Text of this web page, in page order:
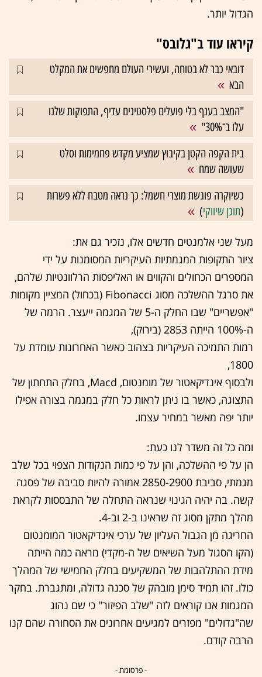
הגדול יותר.
קיראו עוד ב"גלובס"
דובאי כבר לא בטוחה, ועשירי העולם מחפשים את המקלט
הבא
"המצב בענף בלי פועלים פלסטינים עדיף, התפוקות שלנו
עלו ב־30%"
בית הקפה הקטן בקיבוץ שמציע מקדש פחמימות וסלט
שעושה שמח
כשיוקרה פוגשת מוצרי חשמל: כך נראה מטבח ללא פשרות
(תוכן שיווקי)
מעל שני אלמנטים חדשים אלו, נזכיר גם את:
ציור התקופות המגמתיות העיקריות המסומנות על ידי
המספרים הכחולים והקווים או האליפסות הרלוונטיות שלהם,
את סרגל ההשלכה מסוג Fibonacci (בכחול) המציין מקומות
"אפשריים" שבו החלק ה-5 של המגמה ייעצר. הרמה של
ה-100% הייתה 2853 (בירוק),
רמות התמיכה העיקריות בצהוב כאשר האחרונות עומדת על
1800,
ולבסוף אינדיקאטור של מומנטום, Macd, בחלק התחתון של
התצוגה, כאשר בו ניתן לראות כל חלק במגמה בצורה אפילו
יותר יפה מאשר במחיר עצמו.
ומה כל זה משדר לנו כעת:
הן על פי ההשלכה, והן על פי כמות הנקודות הצפוי בכל שלב
מגמתי, סביבת 2850-2900 אמורה להיות סביבה של פסגה
קשה. בה יהיה הגינוי שנראה התחלה של התבססות לקראת
מהלך מתקן מסוג זה שראינו ב-2 וב-4.
החריגה מן הגבול העליון של ערכי אינדיקאטור המומנטום
(הקו הסגול מעל השיאים של ה-מקדי) מראה כמה הייתה
מידת ההתלהבות של המשקיעים בחלק החמישי של המהלך
כולו. זהו תמיד סימן מובהק של סכנה גדולה, ומתגברת. בחקר
המגמות אנו קוראים לזה "שלב הפיזור" כי שם נהוג
שה"גדולים" מפזרים למגיעים אחרונים את הסחורה שהם קנו
הרבה קודם.
- פרסומת -